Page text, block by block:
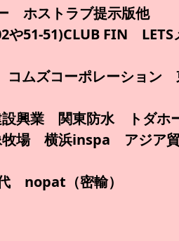
ホストラブ提示版他
51-51)CLUB FIN
ムズコーポレーション
興業 関東防水 トダホ
牧場 横浜inspa アジア
nopat（密輸）